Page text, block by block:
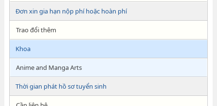
Đơn xin gia hạn nộp phí hoặc hoàn phí
Trao đổi thêm
Khoa
Anime and Manga Arts
Thời gian phát hồ sơ tuyển sinh